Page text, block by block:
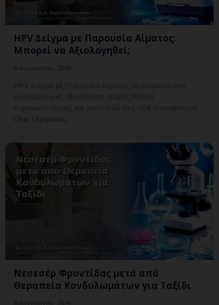
HPV Δείγμα με Παρουσία Αίματος:
Μπορεί να Αξιολογηθεί;
HPV Δείγμα με Παρουσία Αίματος: εξατομικευμένη
γυναικολογική αξιολόγηση, σαφές πλάνο
παρακολούθησης και ραντεβού στη Vital WomanHood
Clinic Γλυφάδας.
Νεσεσέρ Φροντίδας μετά από
Θεραπεία Κονδυλωμάτων για Ταξίδι